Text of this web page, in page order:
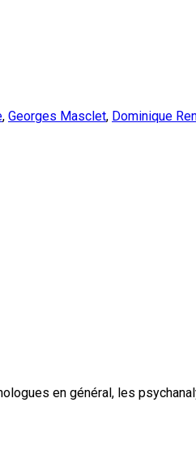
, Georges Masclet, Dominique
en général, les